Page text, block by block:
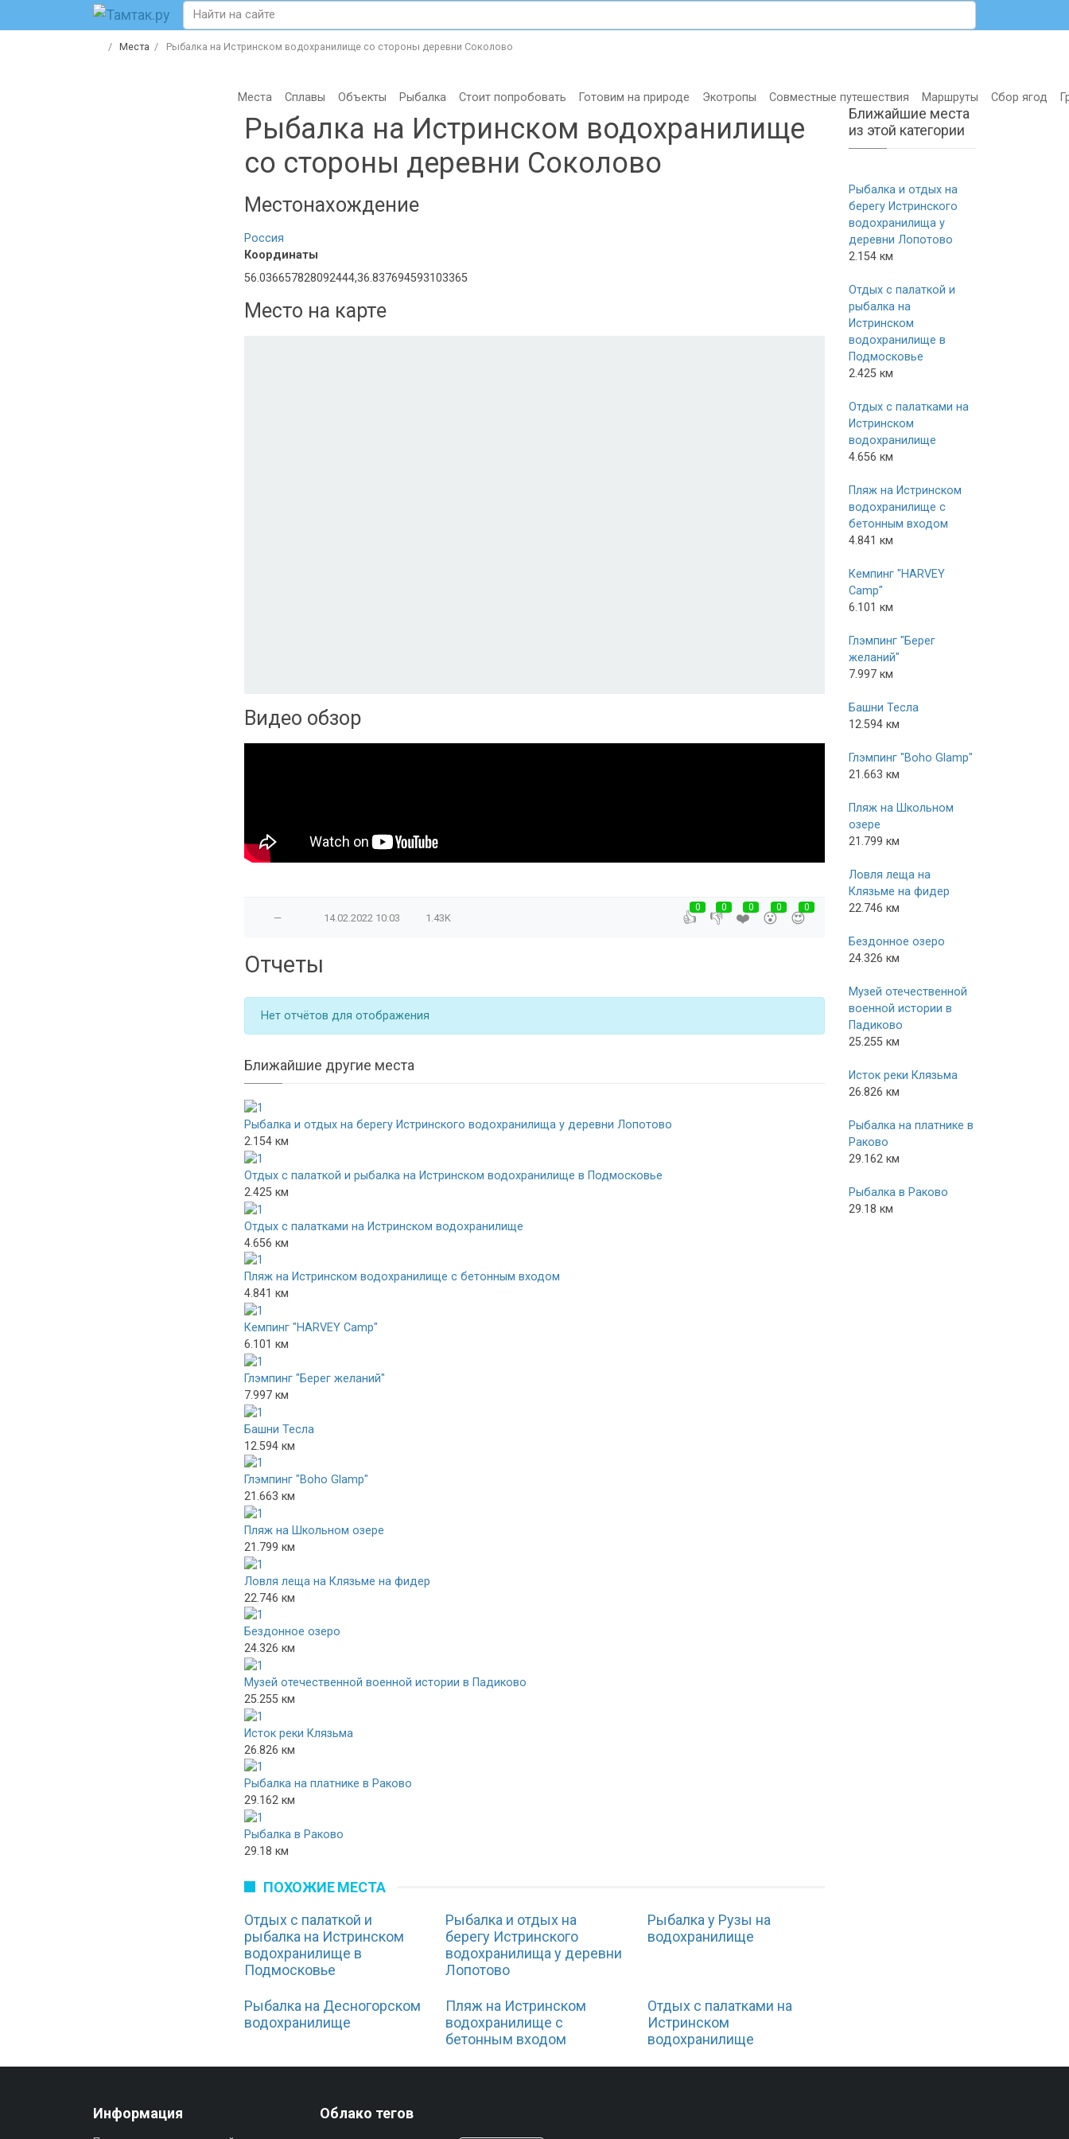
Места Рыбалка на Истринском водохранилище со стороны деревни Соколово
Места Сплавы Объекты Рыбалка Стоит попробовать Готовим на природе Экотропы Совместные путешествия Маршруты Сбор ягод
Рыбалка на Истринском водохранилище
со стороны деревни Соколово
Местонахождение
Россия
Координаты
56.036657828092444,36.837694593103365
Место на карте
Видео обзор
— 14.02.2022 10:03 1.43K 👍
0
👎
0
❤️
0
😮
0
😍
0
Отчеты
Нет отчётов для отображения
Ближайшие другие места
Рыбалка и отдых на берегу Истринского водохранилища у деревни Лопотово
2.154 км
Отдых с палаткой и рыбалка на Истринском водохранилище в Подмосковье
2.425 км
Отдых с палатками на Истринском водохранилище
4.656 км
Пляж на Истринском водохранилище с бетонным входом
4.841 км
Кемпинг "HARVEY Camp"
6.101 км
Глэмпинг "Берег желаний"
7.997 км
Башни Тесла
12.594 км
Глэмпинг "Boho Glamp"
21.663 км
Пляж на Школьном озере
21.799 км
Ловля леща на Клязьме на фидер
22.746 км
Бездонное озеро
24.326 км
Музей отечественной военной истории в Падиково
25.255 км
Исток реки Клязьма
26.826 км
Рыбалка на платнике в Раково
29.162 км
Рыбалка в Раково
29.18 км
ПОХОЖИЕ МЕСТА
Отдых с палаткой и
рыбалка на Истринском
водохранилище в
Подмосковье
Рыбалка и отдых на
берегу Истринского
водохранилища у деревни
Лопотово
Рыбалка у Рузы на
водохранилище
Рыбалка на Десногорском
водохранилище
Пляж на Истринском
водохранилище с
бетонным входом
Отдых с палатками на
Истринском
водохранилище
Ближайшие места
из этой категории
Рыбалка и отдых на
берегу Истринского
водохранилища у
деревни Лопотово
2.154 км
Отдых с палаткой и
рыбалка на
Истринском
водохранилище в
Подмосковье
2.425 км
Отдых с палатками на
Истринском
водохранилище
4.656 км
Пляж на Истринском
водохранилище с
бетонным входом
4.841 км
Кемпинг "HARVEY
Camp"
6.101 км
Глэмпинг "Берег
желаний"
7.997 км
Башни Тесла
12.594 км
Глэмпинг "Boho Glamp"
21.663 км
Пляж на Школьном
озере
21.799 км
Ловля леща на
Клязьме на фидер
22.746 км
Бездонное озеро
24.326 км
Музей отечественной
военной истории в
Падиково
25.255 км
Исток реки Клязьма
26.826 км
Рыбалка на платнике в
Раково
29.162 км
Рыбалка в Раково
29.18 км
Информация Облако тегов